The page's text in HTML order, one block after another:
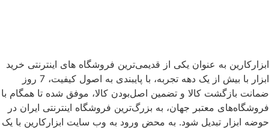
ابزارکارین به عنوان یکی از قدیمی‌ترین فروشگاه های اینترنتی خرید
ابزار با بیش از یک دهه تجربه، با پایبندی به اصول کیفیت، 7 روز
ضمانت بازگشت کالا و تضمین اصل‌بودن کالا، موفق شده تا همگام با
فروشگاه‌های معتبر جهان، به بزرگ‌ترین فروشگاه اینترنتی ایران در
حوضه ابزار تبدیل شود. به محض ورود به وب سایت ابزارکارین با یک